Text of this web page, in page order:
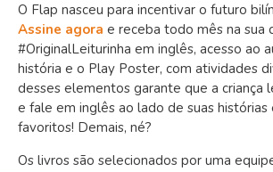
O Flap nasceu para incentivar o futuro
Assine agora e receba todo mês na sua
#OriginalLeiturinha em inglês, acesso ao
história e o Play Poster, com atividades
desses elementos garante que a criança
e fale em inglês ao lado de suas histórias
favoritos! Demais, né?
Os livros são selecionados por uma